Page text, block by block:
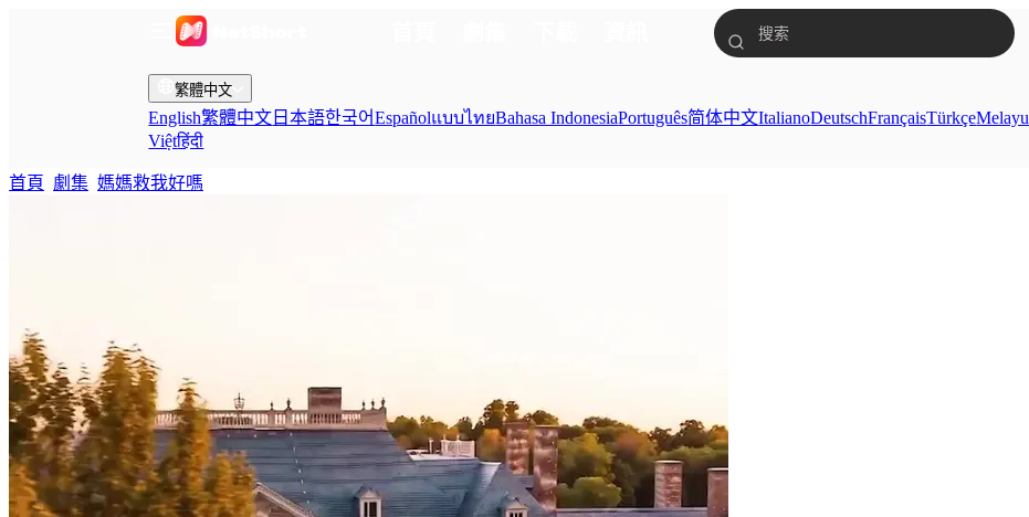
繁體中文
English繁體中文 日本語한국어EspañolแบบไทยBahasa IndonesiaPortuguês简体中文ItalianoDeutschFrançaisTürkçeMelayu
Việtहिंदी
首頁
劇集 媽媽救我好嗎